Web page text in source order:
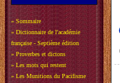
» Sommaire
» Dictionnaire de l'académie
française - Septième édition
» Proverbes et dictons
» Les mots qui restent
» Les Munitions du Pacifisme